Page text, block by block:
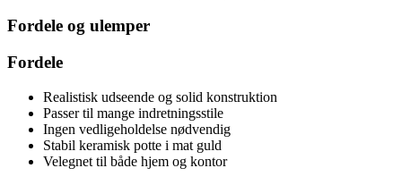
Fordele og ulemper
Fordele
Realistisk udseende og solid konstruktion
Passer til mange indretningsstile
Ingen vedligeholdelse nødvendig
Stabil keramisk potte i mat guld
Velegnet til både hjem og kontor